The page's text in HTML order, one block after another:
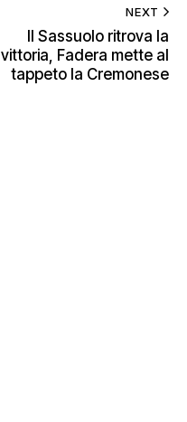
NEXT
Il Sassuolo ritrova la
vittoria, Fadera mette al
tappeto la Cremonese